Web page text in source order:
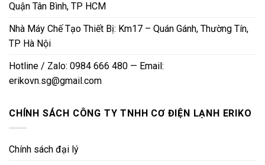
Quận Tân Bình, TP HCM
Nhà Máy Chế Tạo Thiết Bị: Km17 – Quán Gánh, Thường Tín,
TP Hà Nội
Hotline / Zalo: 0984 666 480 — Email:
erikovn.sg@gmail.com
CHÍNH SÁCH CÔNG TY TNHH CƠ ĐIỆN LẠNH ERIKO
Chính sách đại lý